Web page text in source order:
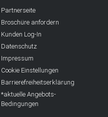
Partnerseite
Broschüre anfordern
Kunden Log-In
Datenschutz
Impressum
Cookie Einstellungen
Barrierefreiheitserklärung
*aktuelle Angebots-
Bedingungen